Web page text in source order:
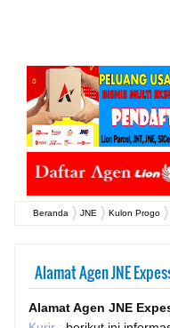
Beranda JNE Kulon Progo
Alamat Agen JNE
Alamat Agen JNE